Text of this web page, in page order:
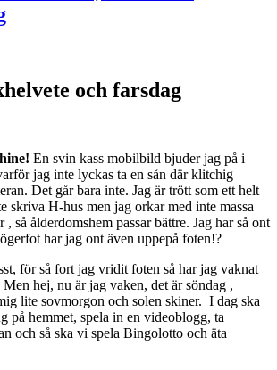
och farsdag
En svin kass mobilbild bjuder jag på i
jag inte lyckas ta en sån där klitchig
Det går bara inte. Jag är trött som ett helt
skriva H-hus men jag orkar med inte massa
så ålderdomshem passar bättre. Jag har så ont
har jag ont även uppepå foten!?
för så fort jag vridit foten så har jag vaknat
hej, nu är jag vaken, det är söndag ,
lite sovmorgon och solen skiner. I dag ska
på hemmet, spela in en videoblogg, ta
och så ska vi spela Bingolotto och äta